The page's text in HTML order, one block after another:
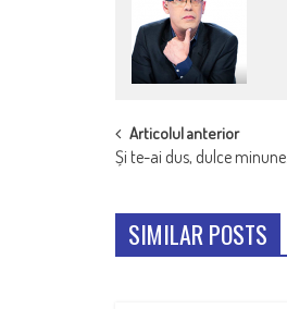
POST
NAVIGATION
Articolul anterior
Și te-ai dus, dulce minune…
SIMILAR POSTS